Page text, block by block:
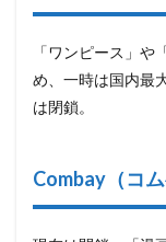
「ワンピース」
め、一時は国内最
は閉鎖。
Combay（コム